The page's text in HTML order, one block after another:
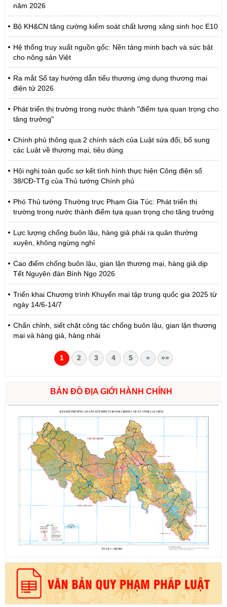
năm 2026
Bộ KH&CN tăng cường kiểm soát chất lượng xăng sinh học E10
Hệ thống truy xuất nguồn gốc: Nền tảng minh bạch và sức bật
cho nông sản Việt
Ra mắt Sổ tay hướng dẫn tiểu thương ứng dụng thương mại
điện tử 2026
Phát triển thị trường trong nước thành "điểm tựa quan trọng cho
tăng trưởng"
Chính phủ thông qua 2 chính sách của Luật sửa đổi, bổ sung
các Luật về thương mại, tiêu dùng
Hội nghị toàn quốc sơ kết tình hình thực hiện Công điện số
38/CĐ-TTg của Thủ tướng Chính phủ
Phó Thủ tướng Thường trực Phạm Gia Túc: Phát triển thị
trường trong nước thành điểm tựa quan trọng cho tăng trưởng
Lực lượng chống buôn lậu, hàng giả phải ra quân thường
xuyên, không ngừng nghỉ
Cao điểm chống buôn lậu, gian lận thương mại, hàng giả dịp
Tết Nguyên đán Bính Ngọ 2026
Triển khai Chương trình Khuyến mại tập trung quốc gia 2025 từ
ngày 14/6-14/7
Chấn chỉnh, siết chặt công tác chống buôn lậu, gian lận thương
mại và hàng giả, hàng nhái
1 2 3 4 5 » »»
BẢN ĐỒ ĐỊA GIỚI HÀNH CHÍNH